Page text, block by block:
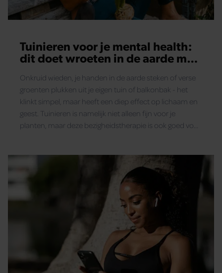
Tuinieren voor je mental health:
dit doet wroeten in de aarde met
Onkruid wieden, je handen in de aarde steken of verse
groenten plukken uit je eigen tuin of balkonbak - het
klinkt simpel, maar heeft een diep effect op lichaam en
geest. Tuinieren is namelijk niet alleen fijn voor je
planten, maar deze bezigheidstherapie is ook goed voor